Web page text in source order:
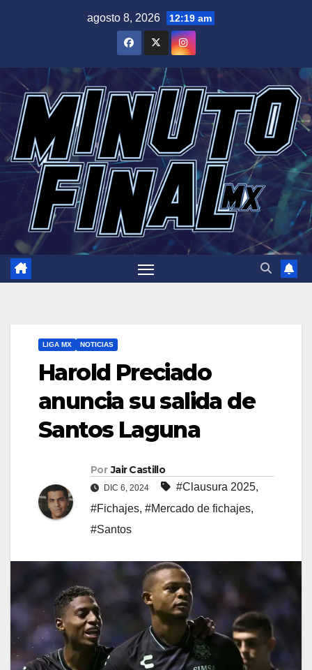
agosto 8, 2026 12:19 am
LIGA MX NOTICIAS
Harold Preciado
anuncia su salida de
Santos Laguna
Por Jair Castillo
DIC 6, 2024 #Clausura 2025,
#Fichajes, #Mercado de fichajes,
#Santos